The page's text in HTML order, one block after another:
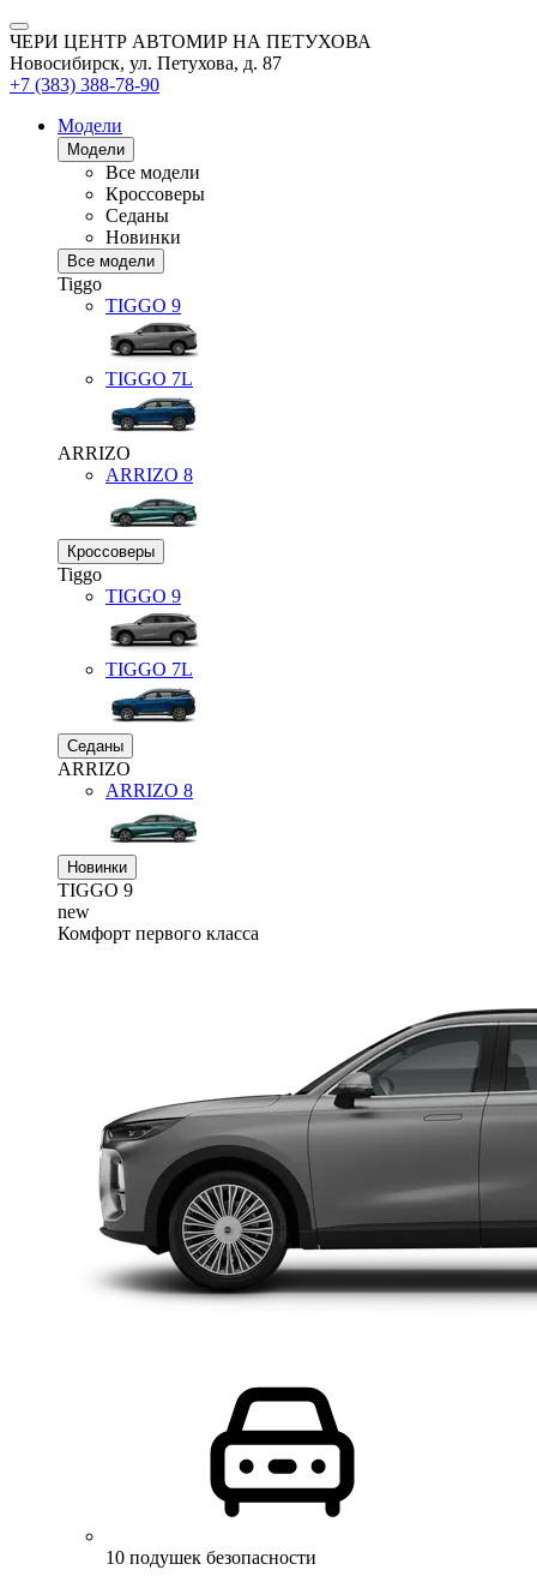
ЧЕРИ ЦЕНТР АВТОМИР НА ПЕТУХОВА
Новосибирск, ул. Петухова, д. 87
+7 (383) 388-78-90
Модели
Модели
Все модели
Кроссоверы
Седаны
Новинки
Все модели
Tiggo
TIGGO 9
TIGGO 7L
ARRIZO
ARRIZO 8
Кроссоверы
Tiggo
TIGGO 9
TIGGO 7L
Седаны
ARRIZO
ARRIZO 8
Новинки
TIGGO 9
new
Комфорт первого класса
10 подушек безопасности